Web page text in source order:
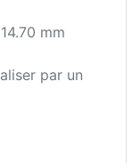
mm
par un
mm sous